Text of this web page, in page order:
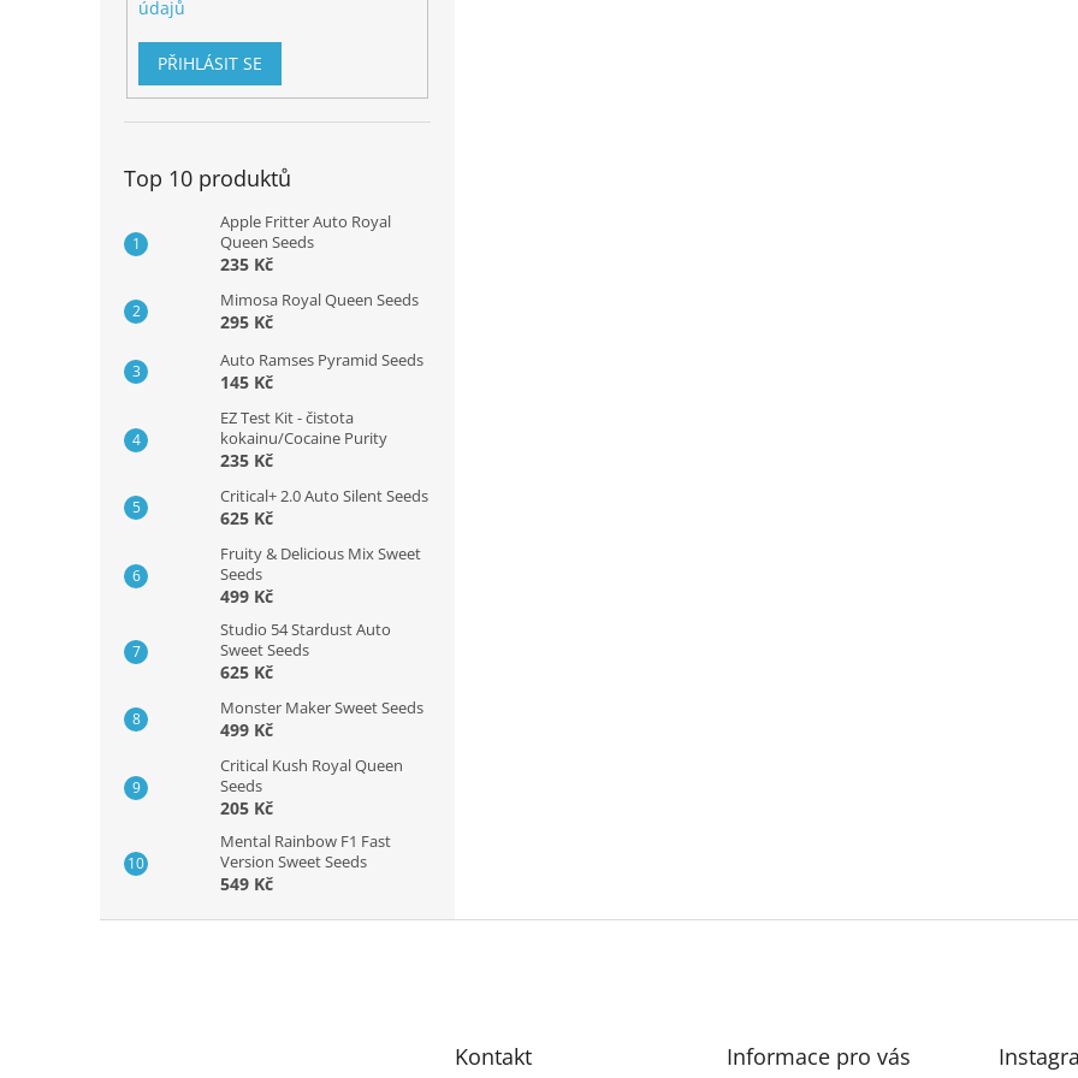
údajů
PŘIHLÁSIT SE
Top 10 produktů
Apple Fritter Auto Royal
Queen Seeds
235 Kč
Mimosa Royal Queen Seeds
295 Kč
Auto Ramses Pyramid Seeds
145 Kč
EZ Test Kit - čistota
kokainu/Cocaine Purity
235 Kč
Critical+ 2.0 Auto Silent Seeds
625 Kč
Fruity & Delicious Mix Sweet
Seeds
499 Kč
Studio 54 Stardust Auto
Sweet Seeds
625 Kč
Monster Maker Sweet Seeds
499 Kč
Critical Kush Royal Queen
Seeds
205 Kč
Mental Rainbow F1 Fast
Version Sweet Seeds
549 Kč
Kontakt Informace pro vás